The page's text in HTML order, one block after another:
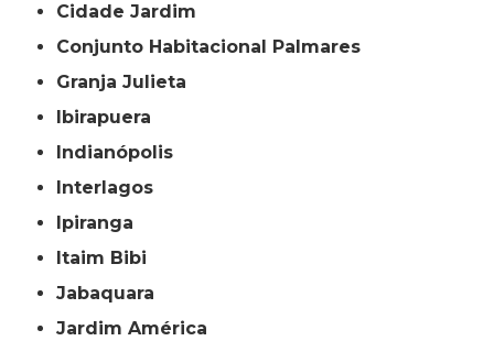
Cidade Jardim
Conjunto Habitacional Palmares
Granja Julieta
Ibirapuera
Indianópolis
Interlagos
Ipiranga
Itaim Bibi
Jabaquara
Jardim América